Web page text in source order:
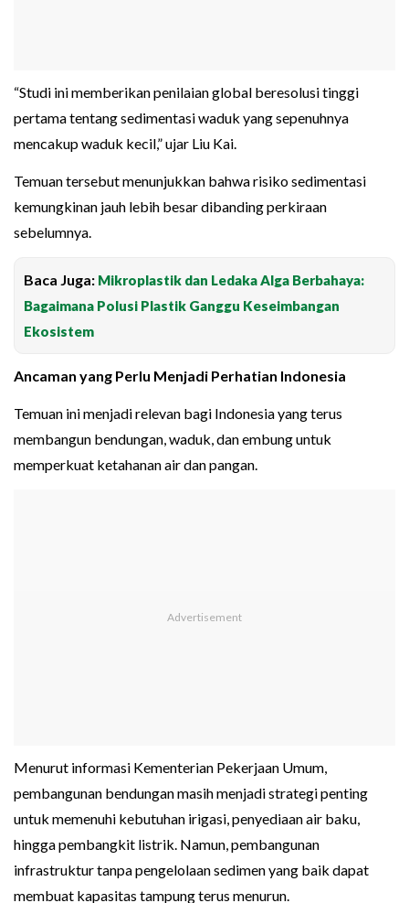
“Studi ini memberikan penilaian global beresolusi tinggi
pertama tentang sedimentasi waduk yang sepenuhnya
mencakup waduk kecil,” ujar Liu Kai.
Temuan tersebut menunjukkan bahwa risiko sedimentasi
kemungkinan jauh lebih besar dibanding perkiraan
sebelumnya.
Baca Juga: Mikroplastik dan Ledaka Alga Berbahaya:
Bagaimana Polusi Plastik Ganggu Keseimbangan
Ekosistem
Ancaman yang Perlu Menjadi Perhatian Indonesia
Temuan ini menjadi relevan bagi Indonesia yang terus
membangun bendungan, waduk, dan embung untuk
memperkuat ketahanan air dan pangan.
Menurut informasi Kementerian Pekerjaan Umum,
pembangunan bendungan masih menjadi strategi penting
untuk memenuhi kebutuhan irigasi, penyediaan air baku,
hingga pembangkit listrik. Namun, pembangunan
infrastruktur tanpa pengelolaan sedimen yang baik dapat
membuat kapasitas tampung terus menurun.